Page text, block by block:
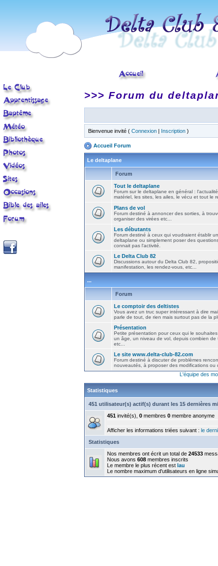
>>> Forum du
Bienvenue invité ( Connexion | Inscription )
Accueil Forum
Le deltaplane
Forum
Tout le deltaplane
Forum sur le deltaplane en général :
matériel, les sites, les ailes, le vécu et tout le
Plans de vol
Forum destiné à annoncer des sorties, à
organiser des virées etc...
Les débutants
Forum destiné à ceux qui voudraient établir
deltaplane ou simplement poser des
connait pas l'activité.
Le Delta Club 82
Discussions autour du Delta Club 82,
manifestation, les rendez-vous, etc...
...
Forum
Le comptoir des deltistes
Vous avez un truc super intéressant à dire
parle de tout, de rien mais surtout pas de la
Présentation
Petite présentation pour ceux qui le
un âge, un niveau de vol, depuis combien de
etc...
Le site www.delta-club-82.com
Forum destiné à discuter de problèmes
nouveautés, à proposer des modifications ou
L'équipe des
Statistiques
451 utilisateur(s) actif(s) durant les 15 dernières
451 invité(s), 0 membres 0 membre anonyme
Afficher les informations triées suivant : le
Statistiques
Nos membres ont écrit un total de 24533
Nous avons 608 membres inscrits
Le membre le plus récent est lau
Le nombre maximum d'utilisateurs en ligne